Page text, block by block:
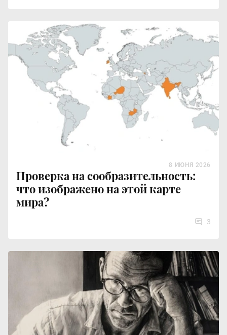
Проверка на сообразительность:
что изображено на этой карте
мира?
8 ИЮНЯ 2026
3